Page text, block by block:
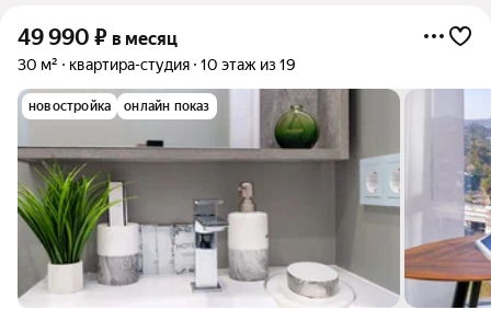
49 990 ₽ в месяц
30 м² квартира-студия 10 этаж из 19
новостройка онлайн показ